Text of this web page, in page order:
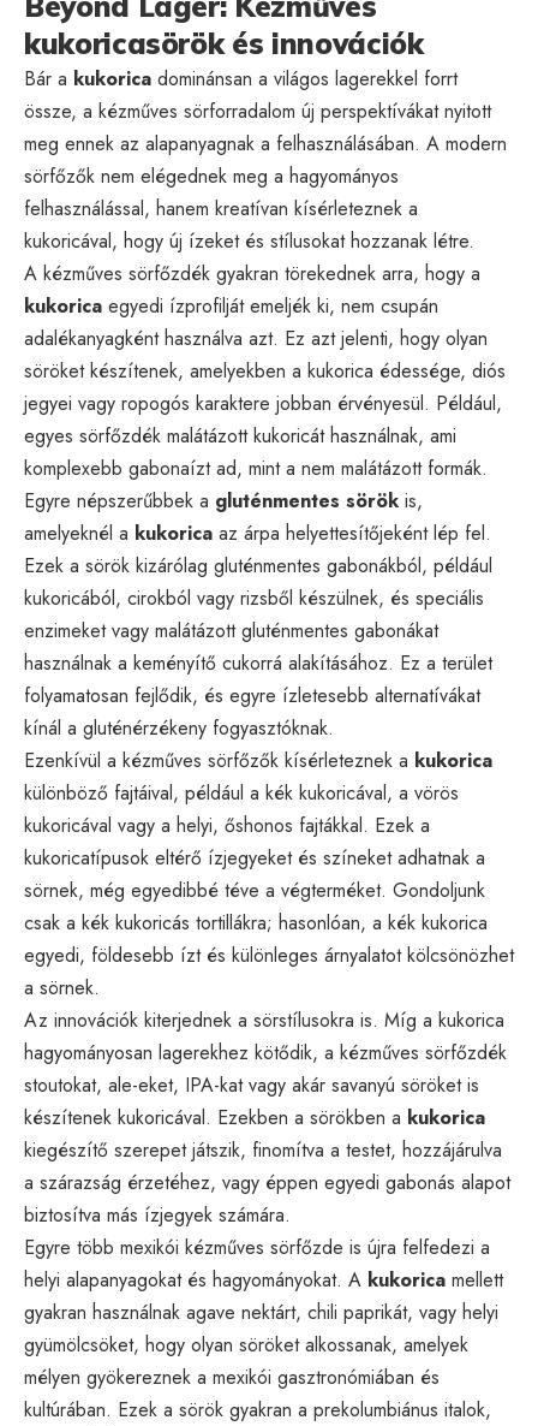
kukoricasörök és innovációk
Bár a kukorica dominánsan a világos lagerekkel forrt
össze, a kézműves sörforradalom új perspektívákat nyitott
meg ennek az alapanyagnak a felhasználásában. A modern
sörfőzők nem elégednek meg a hagyományos
felhasználással, hanem kreatívan kísérleteznek a
kukoricával, hogy új ízeket és stílusokat hozzanak létre.
A kézműves sörfőzdék gyakran törekednek arra, hogy a
kukorica egyedi ízprofilját emeljék ki, nem csupán
adalékanyagként használva azt. Ez azt jelenti, hogy olyan
söröket készítenek, amelyekben a kukorica édessége, diós
jegyei vagy ropogós karaktere jobban érvényesül. Például,
egyes sörfőzdék malátázott kukoricát használnak, ami
komplexebb gabonaízt ad, mint a nem malátázott formák.
Egyre népszerűbbek a gluténmentes sörök is,
amelyeknél a kukorica az árpa helyettesítőjeként lép fel.
Ezek a sörök kizárólag gluténmentes gabonákból, például
kukoricából, cirokból vagy rizsből készülnek, és speciális
enzimeket vagy malátázott gluténmentes gabonákat
használnak a keményítő cukorrá alakításához. Ez a terület
folyamatosan fejlődik, és egyre ízletesebb alternatívákat
kínál a gluténérzékeny fogyasztóknak.
Ezenkívül a kézműves sörfőzők kísérleteznek a kukorica
különböző fajtáival, például a kék kukoricával, a vörös
kukoricával vagy a helyi, őshonos fajtákkal. Ezek a
kukoricatípusok eltérő ízjegyeket és színeket adhatnak a
sörnek, még egyedibbé téve a végterméket. Gondoljunk
csak a kék kukoricás tortillákra; hasonlóan, a kék kukorica
egyedi, földesebb ízt és különleges árnyalatot kölcsönözhet
a sörnek.
Az innovációk kiterjednek a sörstílusokra is. Míg a kukorica
hagyományosan lagerekhez kötődik, a kézműves sörfőzdék
stoutokat, ale-eket, IPA-kat vagy akár savanyú söröket is
készítenek kukoricával. Ezekben a sörökben a kukorica
kiegészítő szerepet játszik, finomítva a testet, hozzájárulva
a szárazság érzetéhez, vagy éppen egyedi gabonás alapot
biztosítva más ízjegyek számára.
Egyre több mexikói kézműves sörfőzde is újra felfedezi a
helyi alapanyagokat és hagyományokat. A kukorica mellett
gyakran használnak agave nektárt, chili paprikát, vagy helyi
gyümölcsöket, hogy olyan söröket alkossanak, amelyek
mélyen gyökereznek a mexikói gasztronómiában és
kultúrában. Ezek a sörök gyakran a prekolumbiánus italok,